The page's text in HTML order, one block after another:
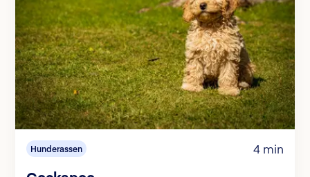
Hunderassen 4 min